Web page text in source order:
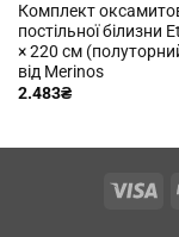
Комплект
постільної білизни
× 220 см
від Merinos
2.483₴